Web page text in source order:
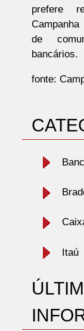
prefere
de
bancários.
fonte:
Itaú